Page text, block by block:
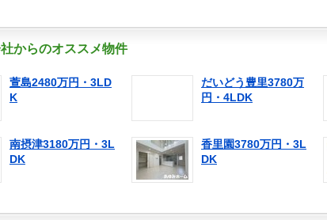
からのオススメ物件
萱島2480万円・3LD
K
だいどう豊里3780万
円・4LDK
南摂津3180万円・3L
DK
香里園3780万円・3L
DK